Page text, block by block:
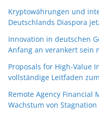
Kryptowährungen und
Deutschlands Diaspora
Innovation in deutschen
Anfang an verankert sein
Proposals for High-Value
vollständige Leitfaden
Remote Agency Financial
Wachstum von